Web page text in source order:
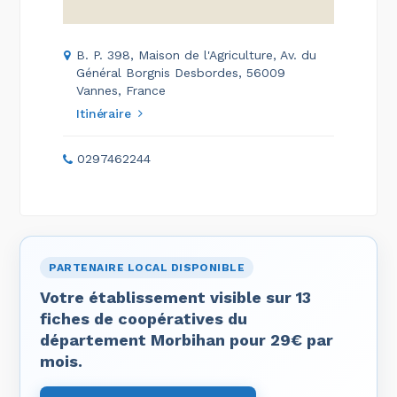
B. P. 398, Maison de l'Agriculture, Av. du
Général Borgnis Desbordes, 56009
Vannes, France
Itinéraire
0297462244
PARTENAIRE LOCAL DISPONIBLE
Votre établissement visible sur 13
fiches de coopératives du
département Morbihan pour 29€ par
mois.